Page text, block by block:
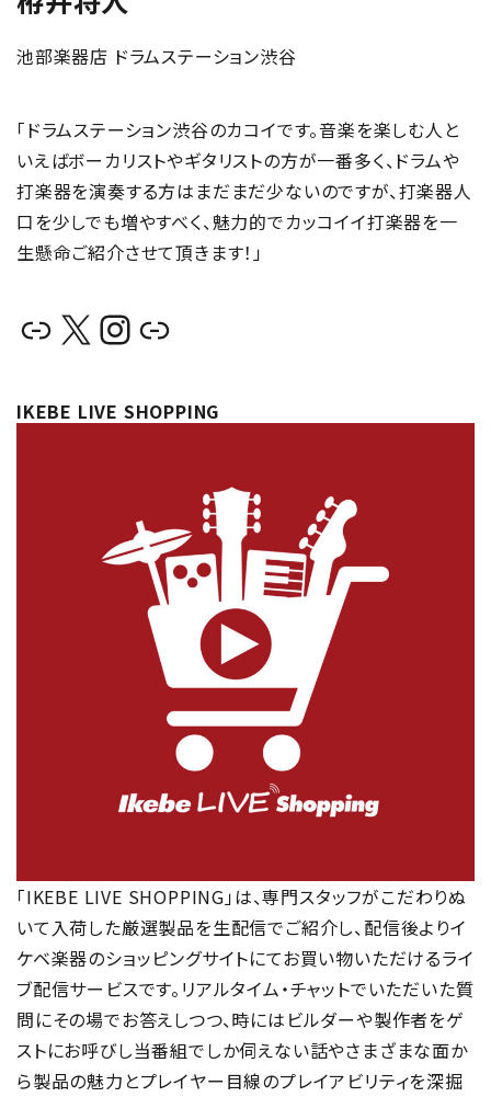
池部楽器店 ドラムステーション渋谷
「ドラムステーション渋谷のカコイです。音楽を楽しむ人と
いえばボーカリストやギタリストの方が一番多く、ドラムや
打楽器を演奏する方はまだまだ少ないのですが、打楽器人
口を少しでも増やすべく、魅力的でカッコイイ打楽器を一
生懸命ご紹介させて頂きます！」
リンクX Instagramリンク
IKEBE LIVE SHOPPING
「IKEBE LIVE SHOPPING」は、専門スタッフがこだわりぬ
いて入荷した厳選製品を生配信でご紹介し、配信後よりイ
ケベ楽器のショッピングサイトにてお買い物いただけるライ
ブ配信サービスです。リアルタイム・チャットでいただいた質
問にその場でお答えしつつ、時にはビルダーや製作者をゲ
ストにお呼びし当番組でしか伺えない話やさまざまな面か
ら製品の魅力とプレイヤー目線のプレイアビリティを深掘